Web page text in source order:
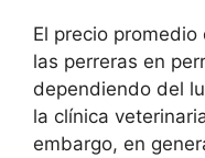
El precio
las perreras en
dependiendo del
la clínica
embargo, en